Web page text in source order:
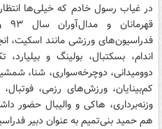
در غیاب رسول خادم که خیلی‌ها
فدراسیون‌های ورزشی مانند اسکیت،
اندام، بسکتبال، بولینگ و بیلیارد،
دوومیدانی، دوچرخه‌سواری، شنا،
کم‌بینایان، ورزش‌های رزمی، فوتبال،
وزنه‌برداری، هاکی و والیبال حضور
هم حمید بنی‌تمیم به عنوان دبیر